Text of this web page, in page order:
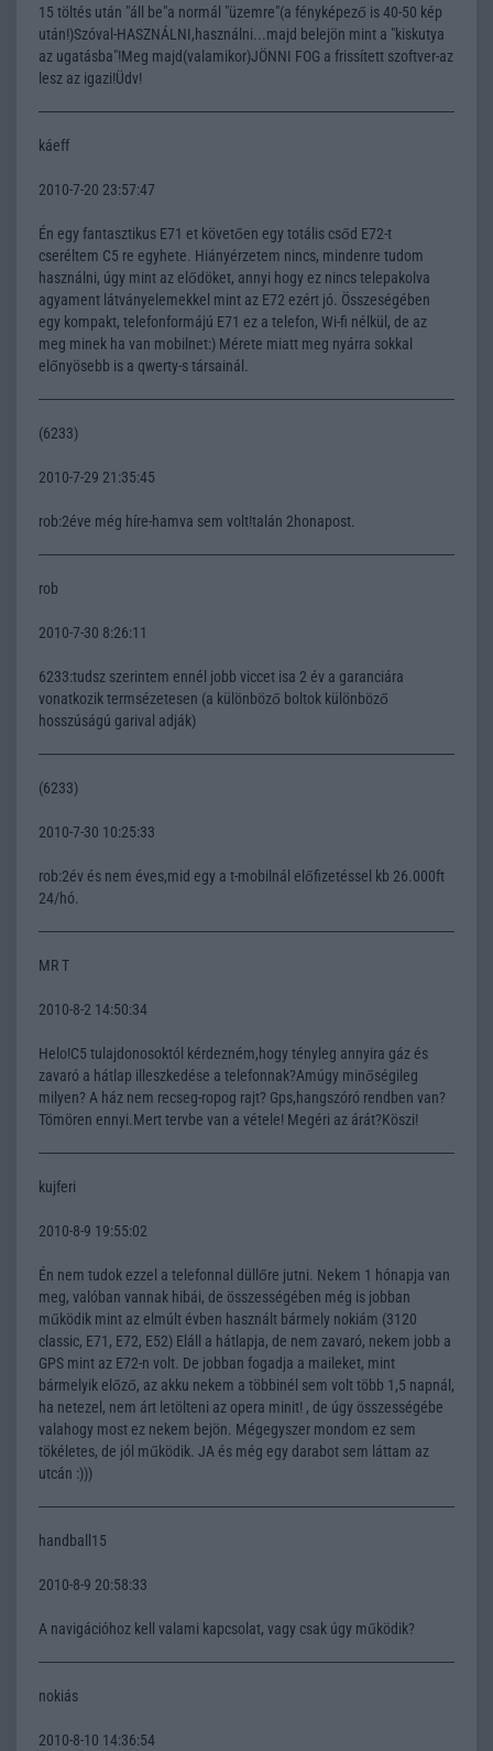
15 töltés után "áll be"a normál "üzemre"(a fényképező is 40-50 kép
után!)Szóval-HASZNÁLNI,használni...majd belejön mint a "kiskutya
az ugatásba"!Meg majd(valamikor)JÖNNI FOG a frissített szoftver-az
lesz az igazi!Üdv!
káeff
2010-7-20 23:57:47
Én egy fantasztikus E71 et követően egy totális csőd E72-t
cseréltem C5 re egyhete. Hiányérzetem nincs, mindenre tudom
használni, úgy mint az elődöket, annyi hogy ez nincs telepakolva
agyament látványelemekkel mint az E72 ezért jó. Összeségében
egy kompakt, telefonformájú E71 ez a telefon, Wi-fi nélkül, de az
meg minek ha van mobilnet:) Mérete miatt meg nyárra sokkal
előnyösebb is a qwerty-s társainál.
(6233)
2010-7-29 21:35:45
rob:2éve még híre-hamva sem volt!talán 2honapost.
rob
2010-7-30 8:26:11
6233:tudsz szerintem ennél jobb viccet isa 2 év a garanciára
vonatkozik termsézetesen (a különböző boltok különböző
hosszúságú garival adják)
(6233)
2010-7-30 10:25:33
rob:2év és nem éves,mid egy a t-mobilnál előfizetéssel kb 26.000ft
24/hó.
MR T
2010-8-2 14:50:34
Helo!C5 tulajdonosoktól kérdezném,hogy tényleg annyira gáz és
zavaró a hátlap illeszkedése a telefonnak?Amúgy minőségileg
milyen? A ház nem recseg-ropog rajt? Gps,hangszóró rendben van?
Tömören ennyi.Mert tervbe van a vétele! Megéri az árát?Köszi!
kujferi
2010-8-9 19:55:02
Én nem tudok ezzel a telefonnal düllőre jutni. Nekem 1 hónapja van
meg, valóban vannak hibái, de összességében még is jobban
működik mint az elmúlt évben használt bármely nokiám (3120
classic, E71, E72, E52) Eláll a hátlapja, de nem zavaró, nekem jobb a
GPS mint az E72-n volt. De jobban fogadja a maileket, mint
bármelyik előző, az akku nekem a többinél sem volt több 1,5 napnál,
ha netezel, nem árt letölteni az opera minit! , de úgy összességébe
valahogy most ez nekem bejön. Mégegyszer mondom ez sem
tökéletes, de jól működik. JA és még egy darabot sem láttam az
utcán :)))
handball15
2010-8-9 20:58:33
A navigációhoz kell valami kapcsolat, vagy csak úgy működik?
nokiás
2010-8-10 14:36:54